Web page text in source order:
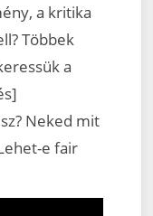
a kritika
Többek
a
Neked mit
e fair